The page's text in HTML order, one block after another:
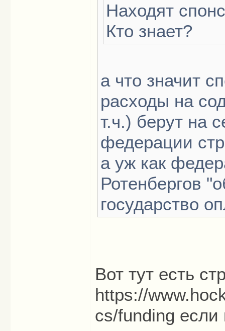
Находят
Кто знает?
а что значит
расходы на
т.ч.) берут на
федерации
а уж как
Ротенбергов
государство
Вот тут есть
https://
cs/funding если